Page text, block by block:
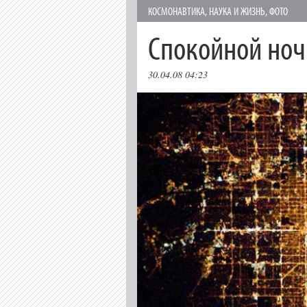
КОСМОНАВТИКА, НАУКА И ЖИЗНЬ,ФОТО
Спокойной
30.04.08 04:23